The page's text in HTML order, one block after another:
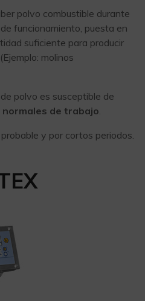
polvo combustible durante
funcionamiento, puesta en
suficiente para producir
molinos
polvo es susceptible de
normales de trabajo
y por cortos periodos.